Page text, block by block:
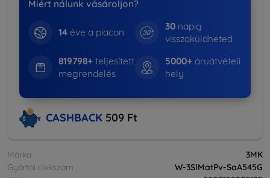
Miért nálunk vásároljon?
14éve a piacon
30 napig
visszaküldheted
819798+teljesített
megrendelés
5000+ áruátvételi
hely
CASHBACK 509 Ft
Márka
3MK
Gyártói cikkszám
W-3SlMatPv-SaA545G